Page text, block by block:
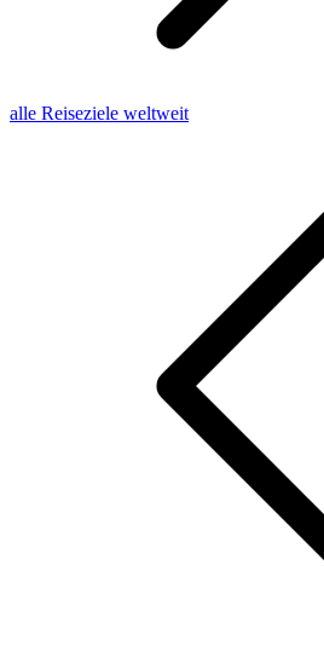
alle Reiseziele weltweit